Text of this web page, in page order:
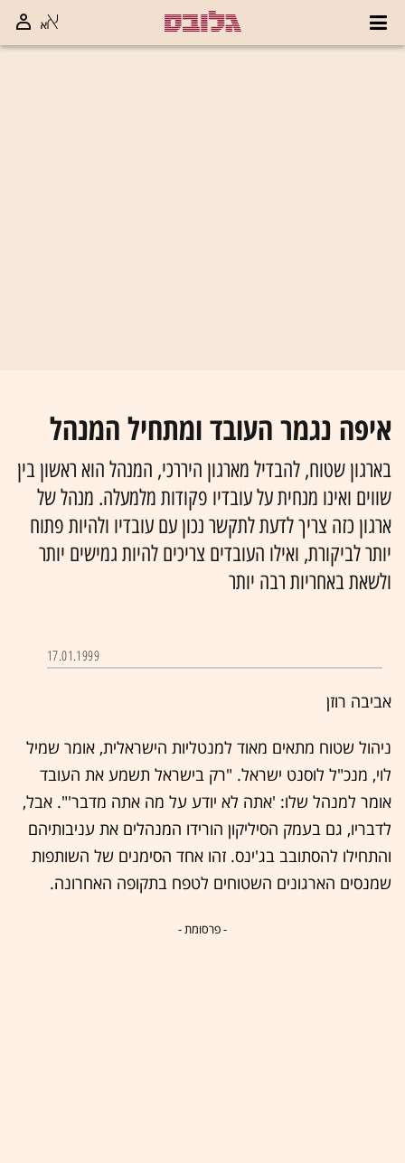
איפה נגמר העובד ומתחיל המנהל
בארגון שטוח, להבדיל מארגון היררכי, המנהל הוא ראשון בין
שווים ואינו מנחית על עובדיו פקודות מלמעלה. מנהל של
ארגון כזה צריך לדעת לתקשר נכון עם עובדיו ולהיות פתוח
יותר לביקורת, ואילו העובדים צריכים להיות גמישים יותר
ולשאת באחריות רבה יותר
17.01.1999
אביבה רוזן
ניהול שטוח מתאים מאוד למנטליות הישראלית, אומר שמיל
לוי, מנכ"ל לוסנט ישראל. "רק בישראל תשמע את העובד
אומר למנהל שלו: 'אתה לא יודע על מה אתה מדבר'". אבל,
לדבריו, גם בעמק הסיליקון הורידו המנהלים את עניבותיהם
והתחילו להסתובב בג'ינס. זהו אחד הסימנים של השותפות
שמנסים הארגונים השטוחים לטפח בתקופה האחרונה.
- פרסומת -